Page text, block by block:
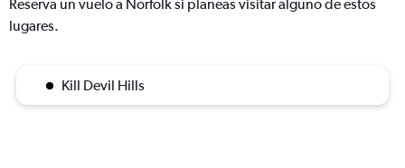
Reserva un vuelo a Norfolk si planeas visitar alguno de estos
lugares.
Kill Devil Hills